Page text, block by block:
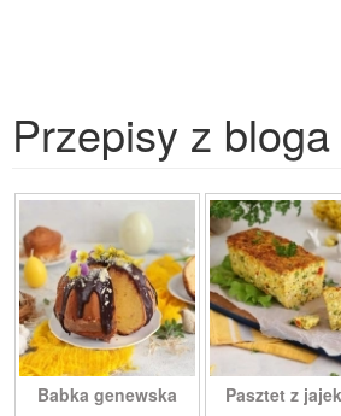
Przepisy z bloga
Babka genewska Pasztet z